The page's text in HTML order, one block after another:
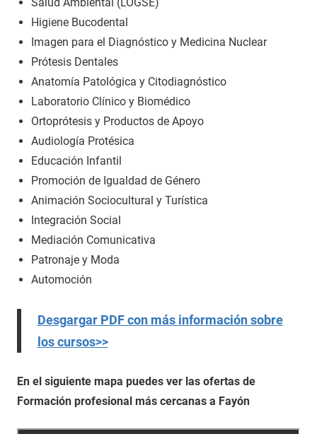
Higiene Bucodental
Imagen para el Diagnóstico y Medicina Nuclear
Prótesis Dentales
Anatomía Patológica y Citodiagnóstico
Laboratorio Clínico y Biomédico
Ortoprótesis y Productos de Apoyo
Audiología Protésica
Educación Infantil
Promoción de Igualdad de Género
Animación Sociocultural y Turística
Integración Social
Mediación Comunicativa
Patronaje y Moda
Automoción
Desgargar PDF con más información sobre
los cursos>>
En el siguiente mapa puedes ver las ofertas de
Formación profesional más cercanas a Fayón